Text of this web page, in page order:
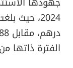
الفترة ذاتها